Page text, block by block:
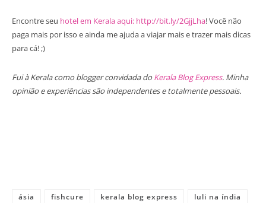
Encontre seu hotel em Kerala aqui: http://bit.ly/2GjjLha! Você não
paga mais por isso e ainda me ajuda a viajar mais e trazer mais dicas
para cá! ;)
Fui à Kerala como blogger convidada do Kerala Blog Express. Minha
opinião e experiências são independentes e totalmente pessoais.
ásia fishcure kerala blog express
luli na índia